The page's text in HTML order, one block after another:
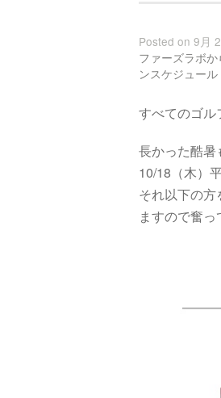
Posted on 9月
ファーズラボ
ンスケジュール
すべてのゴル
長かった酷暑
10/18（木）
それ以下の
ますので奮